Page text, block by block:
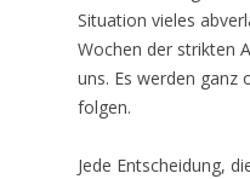
Situation vieles
Wochen der strikten
uns. Es werden ganz
folgen.
Jede Entscheidung,